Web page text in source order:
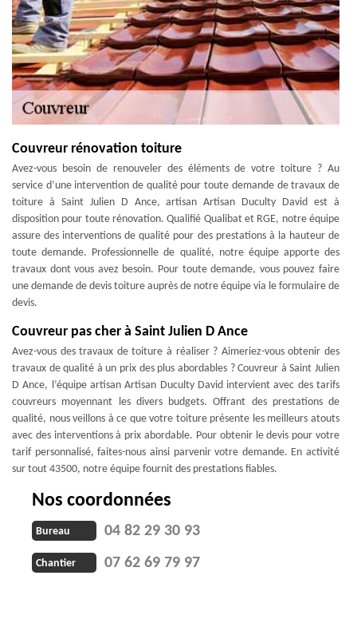
Couvreur rénovation toiture
Avez-vous besoin de renouveler des éléments de votre toiture ? Au
service d’une intervention de qualité pour toute demande de travaux de
toiture à Saint Julien D Ance, artisan Artisan Duculty David est à
disposition pour toute rénovation. Qualifié Qualibat et RGE, notre équipe
assure des interventions de qualité pour des prestations à la hauteur de
toute demande. Professionnelle de qualité, notre équipe apporte des
travaux dont vous avez besoin. Pour toute demande, vous pouvez faire
une demande de devis toiture auprès de notre équipe via le formulaire de
devis.
Couvreur pas cher à Saint Julien D Ance
Avez-vous des travaux de toiture à réaliser ? Aimeriez-vous obtenir des
travaux de qualité à un prix des plus abordables ? Couvreur à Saint Julien
D Ance, l’équipe artisan Artisan Duculty David intervient avec des tarifs
couvreurs moyennant les divers budgets. Offrant des prestations de
qualité, nous veillons à ce que votre toiture présente les meilleurs atouts
avec des interventions à prix abordable. Pour obtenir le devis pour votre
tarif personnalisé, faites-nous ainsi parvenir votre demande. En activité
sur tout 43500, notre équipe fournit des prestations fiables.
Nos coordonnées
Bureau 04 82 29 30 93
Chantier 07 62 69 79 97